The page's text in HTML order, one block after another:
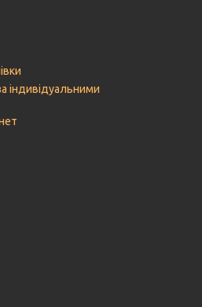
індивідуальними